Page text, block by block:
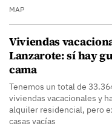
MAP
Viviendas
Lanzarote: sí hay
cama
Tenemos un total de
viviendas vacacionales y
alquiler residencial, pero
casas vacías